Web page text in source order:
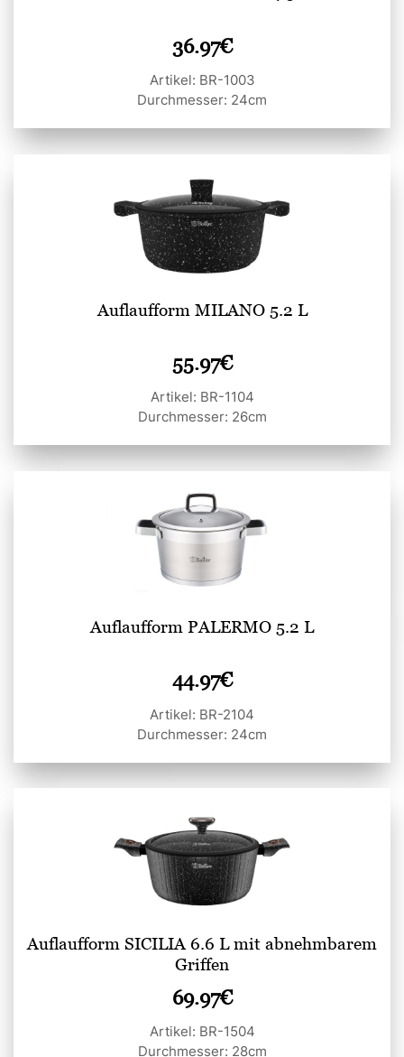
36.97€
Artikel: BR-1003
Durchmesser: 24cm
Auflaufform MILANO 5.2 L
55.97€
Artikel: BR-1104
Durchmesser: 26cm
Auflaufform PALERMO 5.2 L
44.97€
Artikel: BR-2104
Durchmesser: 24cm
Auflaufform SICILIA 6.6 L mit abnehmbarem
Griffen
69.97€
Artikel: BR-1504
Durchmesser: 28cm